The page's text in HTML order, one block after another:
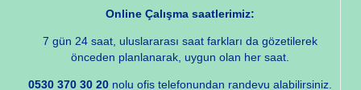
Online Çalışma saatlerimiz:
7 gün 24 saat, uluslararası saat farkları da gözetilerek
önceden planlanarak, uygun olan her saat.
0530 370 30 20 nolu ofis telefonundan randevu alabilirsiniz.